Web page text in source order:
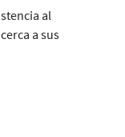
al
a sus